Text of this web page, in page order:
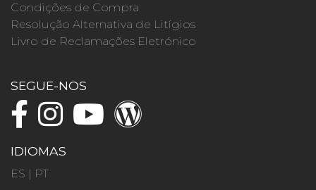
Condições de Compra
Resolução Alternativa de Litígios
Livro de Reclamações Eletrónico
SEGUE-NOS
IDIOMAS
ES | PT